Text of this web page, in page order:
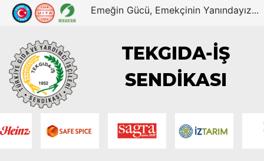
Emeğin Gücü, Emekçinin Yanındayız...
TEKGIDA-İŞ
SENDİKASI